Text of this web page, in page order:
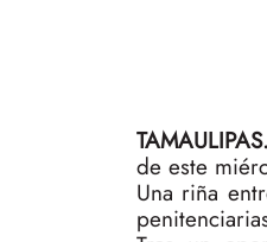
de este
Una riña